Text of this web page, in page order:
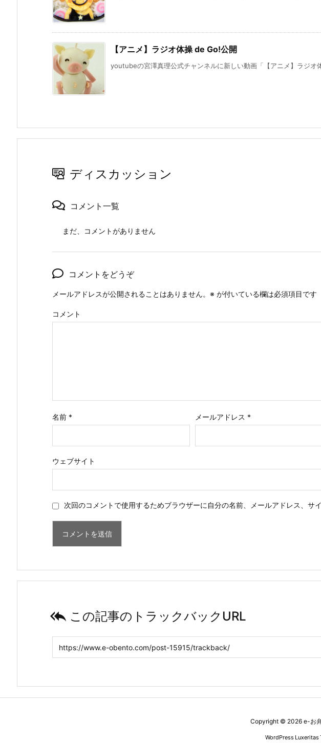
【アニメ】ラジオ体操 de Go!公開
youtubeの宮澤真理公式チャンネルに新しい動画「【アニメ】ラジオ
ディスカッション
コメント一覧
まだ、コメントがありません
コメントをどうぞ
メールアドレスが公開されることはありません。 ※ が付いている欄は必須項目です
コメント
名前 * メールアドレス *
ウェブサイト
次回のコメントで使用するためブラウザーに自分の名前、メールアドレス、サイ
 この記事のトラックバックURL
Copyright © 2026 e-お
WordPress